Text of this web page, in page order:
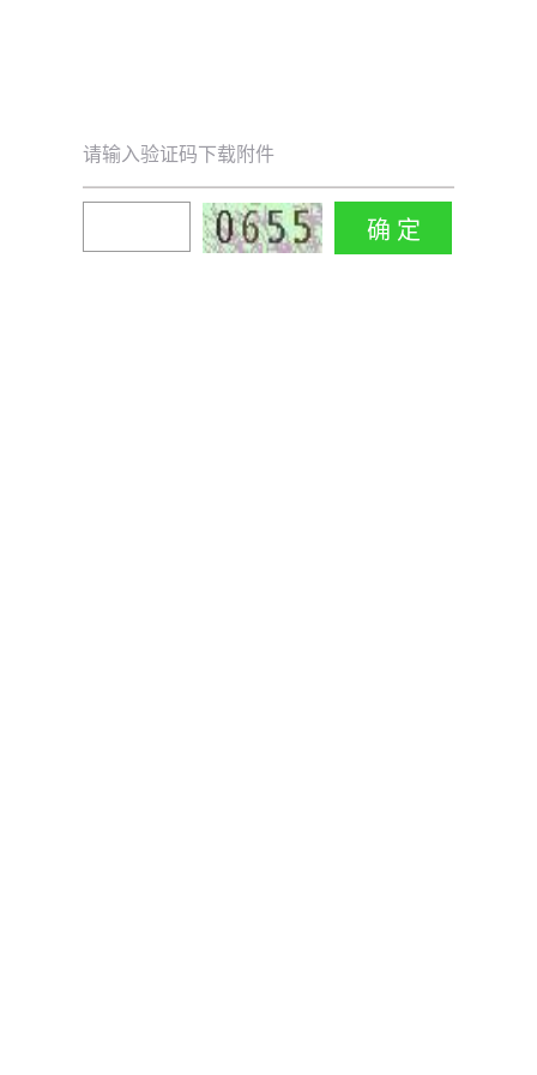
请输入验证码下载附件